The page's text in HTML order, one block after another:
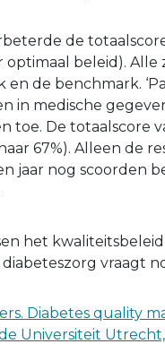
de
optimaal beleid).
de benchmark.
in medische
toe. De totaalscore
67%). Alleen de
jaar nog scoorden
het
vraagt
Diabetes quality
Universiteit Utrecht,